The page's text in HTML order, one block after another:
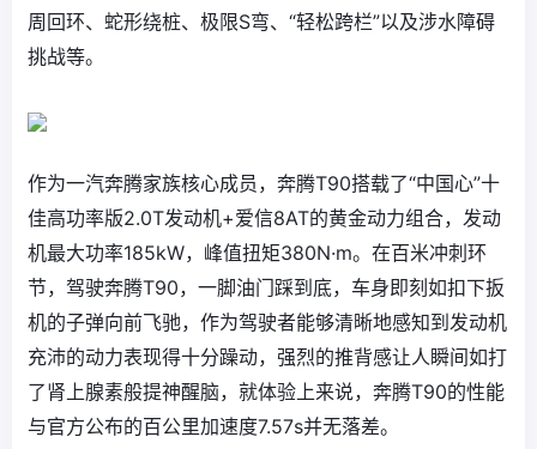
周回环、蛇形绕桩、极限S弯、“轻松跨栏”以及涉水障碍
挑战等。
作为一汽奔腾家族核心成员，奔腾T90搭载了“中国心”十
佳高功率版2.0T发动机+爱信8AT的黄金动力组合，发动
机最大功率185kW，峰值扭矩380N·m。在百米冲刺环
节，驾驶奔腾T90，一脚油门踩到底，车身即刻如扣下扳
机的子弹向前飞驰，作为驾驶者能够清晰地感知到发动机
充沛的动力表现得十分躁动，强烈的推背感让人瞬间如打
了肾上腺素般提神醒脑，就体验上来说，奔腾T90的性能
与官方公布的百公里加速度7.57s并无落差。